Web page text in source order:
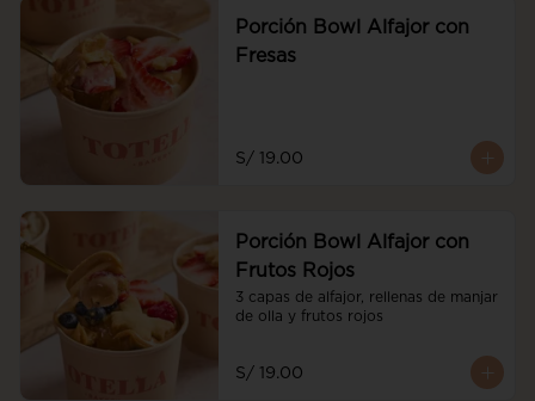
Porción Bowl Alfajor con
Fresas
S/ 19.00
Porción Bowl Alfajor con
Frutos Rojos
3 capas de alfajor, rellenas de manjar
de olla y frutos rojos
S/ 19.00